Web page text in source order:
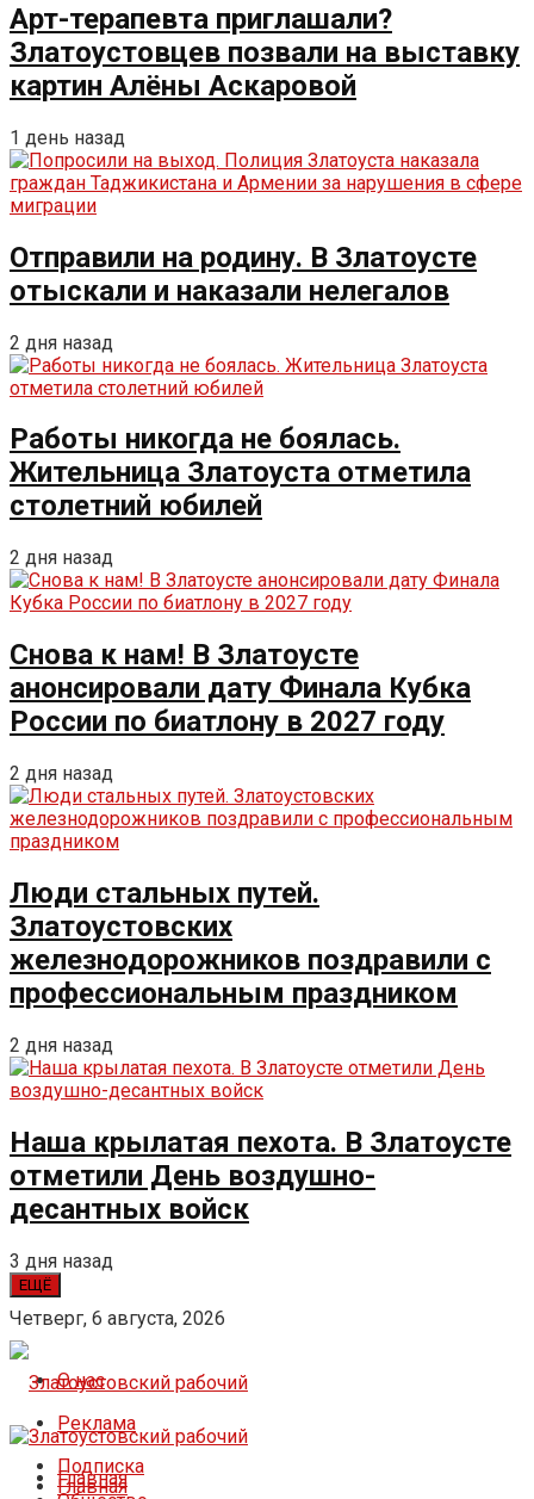
Арт-терапевта приглашали?
Златоустовцев позвали на выставку
картин Алёны Аскаровой
1 день назад
Отправили на родину. В Златоусте
отыскали и наказали нелегалов
2 дня назад
Работы никогда не боялась.
Жительница Златоуста отметила
столетний юбилей
2 дня назад
Снова к нам! В Златоусте
анонсировали дату Финала Кубка
России по биатлону в 2027 году
2 дня назад
Люди стальных путей.
Златоустовских
железнодорожников поздравили с
профессиональным праздником
2 дня назад
Наша крылатая пехота. В Златоусте
отметили День воздушно-
десантных войск
3 дня назад
ЕЩЁ
Четверг, 6 августа, 2026
О нас
Реклама
Подписка
Главная
Главная